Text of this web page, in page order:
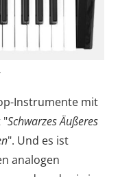
Instrumente mit
"Schwarzes Äußeres
". Und es ist
analogen